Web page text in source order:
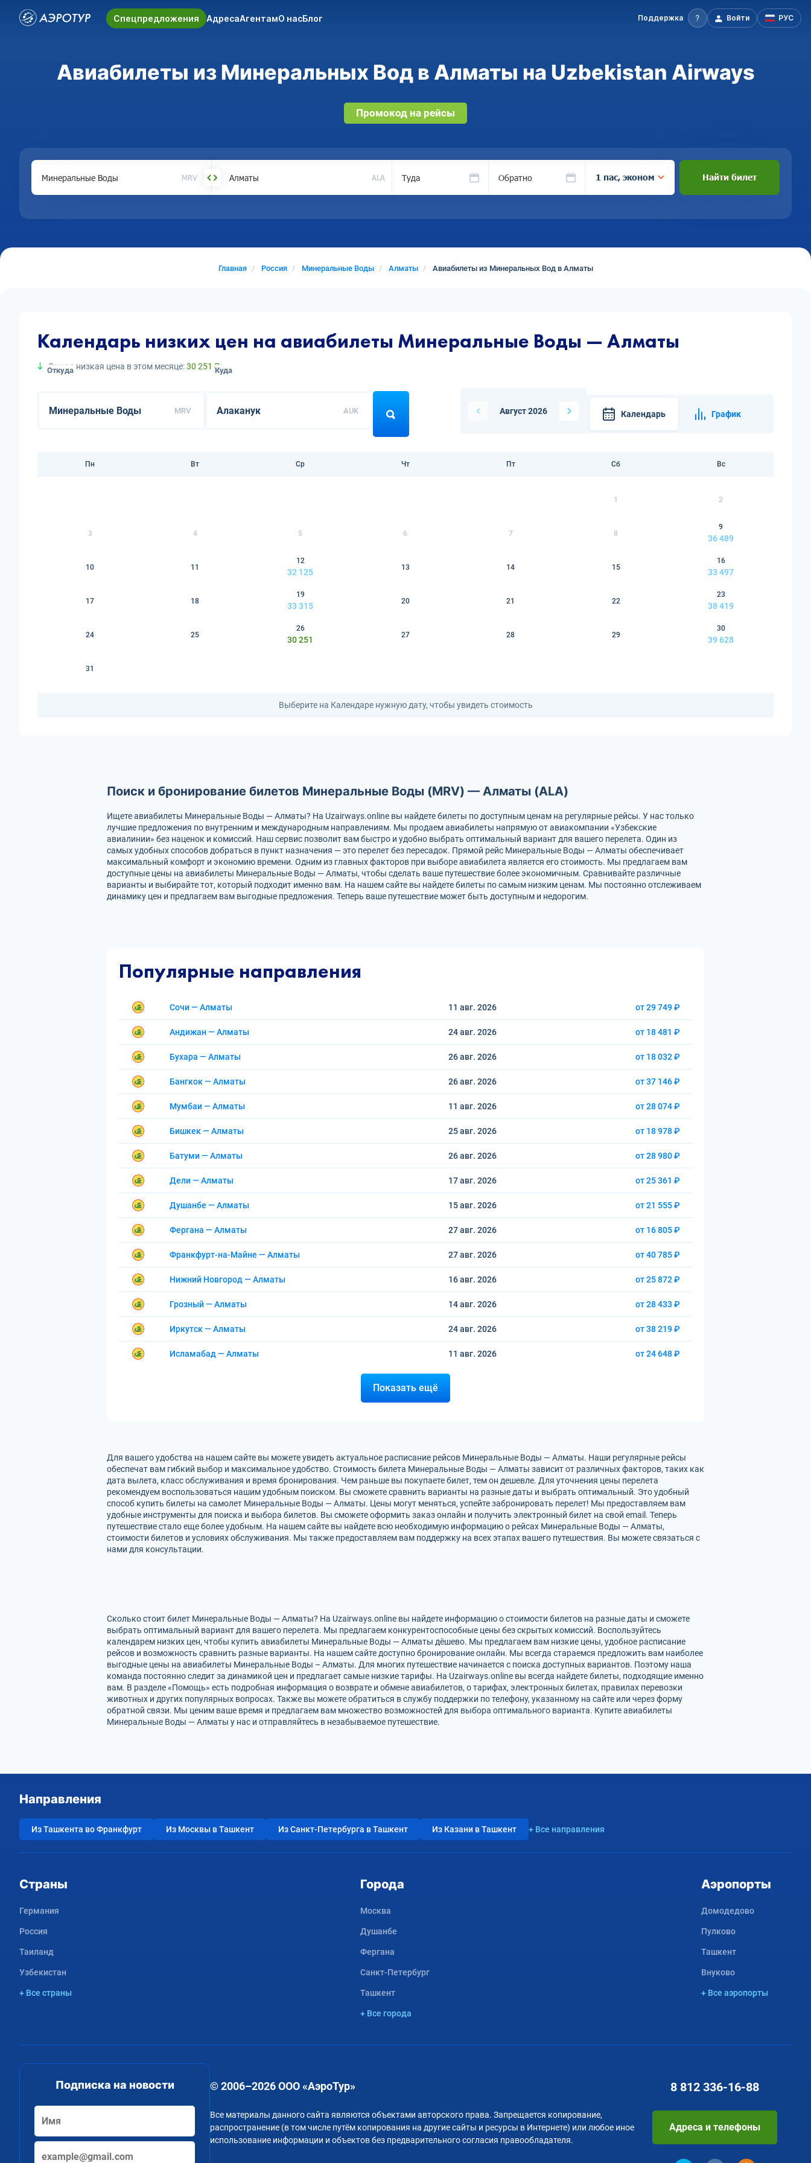
Спецпредложения АдресаАгентамО насБлог Поддержка Войти РУС
Авиабилеты из Минеральных Вод в Алматы на Uzbekistan Airways
Промокод на рейсы
MRV ALA Туда Обратно 1 пас, эконом Найти билет
Главная Россия Минеральные Воды Алматы Авиабилеты из Минеральных Вод в Алматы
Календарь низких цен на авиабилеты Минеральные Воды — Алматы
Самая низкая цена в этом месяце:30 251 ₽
Откуда
MRV
Куда
AUK Август 2026 Календарь График
Пн Вт Ср Чт Пт Сб Вс
1 2
3 4 5 6 7 8
9
36 489
10 11
12
32 125
13 14 15
16
33 497
17 18
19
33 315
20 21 22
23
38 419
24 25
26
30 251
27 28 29
30
39 628
31
Выберите на Календаре нужную дату, чтобы увидеть стоимость
Поиск и бронирование билетов Минеральные Воды (MRV) — Алматы (ALA)
Ищете авиабилеты Минеральные Воды — Алматы? На Uzairways.online вы найдете билеты по доступным ценам на регулярные рейсы. У нас только
лучшие предложения по внутренним и международным направлениям. Мы продаем авиабилеты напрямую от авиакомпании «Узбекские
авиалинии» без наценок и комиссий. Наш сервис позволит вам быстро и удобно выбрать оптимальный вариант для вашего перелета. Один из
самых удобных способов добраться в пункт назначения — это перелет без пересадок. Прямой рейс Минеральные Воды — Алматы обеспечивает
максимальный комфорт и экономию времени. Одним из главных факторов при выборе авиабилета является его стоимость. Мы предлагаем вам
доступные цены на авиабилеты Минеральные Воды — Алматы, чтобы сделать ваше путешествие более экономичным. Сравнивайте различные
варианты и выбирайте тот, который подходит именно вам. На нашем сайте вы найдете билеты по самым низким ценам. Мы постоянно отслеживаем
динамику цен и предлагаем вам выгодные предложения. Теперь ваше путешествие может быть доступным и недорогим.
Популярные направления
Сочи — Алматы 11 авг. 2026 от 29 749 ₽
Андижан — Алматы 24 авг. 2026 от 18 481 ₽
Бухара — Алматы 26 авг. 2026 от 18 032 ₽
Бангкок — Алматы 26 авг. 2026 от 37 146 ₽
Мумбаи — Алматы 11 авг. 2026 от 28 074 ₽
Бишкек — Алматы 25 авг. 2026 от 18 978 ₽
Батуми — Алматы 26 авг. 2026 от 28 980 ₽
Дели — Алматы 17 авг. 2026 от 25 361 ₽
Душанбе — Алматы 15 авг. 2026 от 21 555 ₽
Фергана — Алматы 27 авг. 2026 от 16 805 ₽
Франкфурт-на-Майне — Алматы 27 авг. 2026 от 40 785 ₽
Нижний Новгород — Алматы 16 авг. 2026 от 25 872 ₽
Грозный — Алматы 14 авг. 2026 от 28 433 ₽
Иркутск — Алматы 24 авг. 2026 от 38 219 ₽
Исламабад — Алматы 11 авг. 2026 от 24 648 ₽
Показать ещё
Для вашего удобства на нашем сайте вы можете увидеть актуальное расписание рейсов Минеральные Воды — Алматы. Наши регулярные рейсы
обеспечат вам гибкий выбор и максимальное удобство. Стоимость билета Минеральные Воды — Алматы зависит от различных факторов, таких как
дата вылета, класс обслуживания и время бронирования. Чем раньше вы покупаете билет, тем он дешевле. Для уточнения цены перелета
рекомендуем воспользоваться нашим удобным поиском. Вы сможете сравнить варианты на разные даты и выбрать оптимальный. Это удобный
способ купить билеты на самолет Минеральные Воды — Алматы. Цены могут меняться, успейте забронировать перелет! Мы предоставляем вам
удобные инструменты для поиска и выбора билетов. Вы сможете оформить заказ онлайн и получить электронный билет на свой email. Теперь
путешествие стало еще более удобным. На нашем сайте вы найдете всю необходимую информацию о рейсах Минеральные Воды — Алматы,
стоимости билетов и условиях обслуживания. Мы также предоставляем вам поддержку на всех этапах вашего путешествия. Вы можете связаться с
нами для консультации.
Сколько стоит билет Минеральные Воды — Алматы? На Uzairways.online вы найдете информацию о стоимости билетов на разные даты и сможете
выбрать оптимальный вариант для вашего перелета. Мы предлагаем конкурентоспособные цены без скрытых комиссий. Воспользуйтесь
календарем низких цен, чтобы купить авиабилеты Минеральные Воды — Алматы дёшево. Мы предлагаем вам низкие цены, удобное расписание
рейсов и возможность сравнить разные варианты. На нашем сайте доступно бронирование онлайн. Мы всегда стараемся предложить вам наиболее
выгодные цены на авиабилеты Минеральные Воды – Алматы. Для многих путешествие начинается с поиска доступных вариантов. Поэтому наша
команда постоянно следит за динамикой цен и предлагает самые низкие тарифы. На Uzairways.online вы всегда найдете билеты, подходящие именно
вам. В разделе «Помощь» есть подробная информация о возврате и обмене авиабилетов, о тарифах, электронных билетах, правилах перевозки
животных и других популярных вопросах. Также вы можете обратиться в службу поддержки по телефону, указанному на сайте или через форму
обратной связи. Мы ценим ваше время и предлагаем вам множество возможностей для выбора оптимального варианта. Купите авиабилеты
Минеральные Воды — Алматы у нас и отправляйтесь в незабываемое путешествие.
Направления
Из Ташкента во Франкфурт Из Москвы в Ташкент Из Санкт-Петербурга в Ташкент Из Казани в Ташкент + Все направления
Страны
Германия
Россия
Таиланд
Узбекистан
+ Все страны
Города
Москва
Душанбе
Фергана
Санкт-Петербург
Ташкент
+ Все города
Аэропорты
Домодедово
Пулково
Ташкент
Внуково
+ Все аэропорты
Подписка на новости © 2006–2026 ООО «АэроТур»
Все материалы данного сайта являются объектами авторского права. Запрещается копирование,
распространение (в том числе путём копирования на другие сайты и ресурсы в Интернете) или любое иное
использование информации и объектов без предварительного согласия правообладателя.
8 812 336-16-88
Адреса и телефоны